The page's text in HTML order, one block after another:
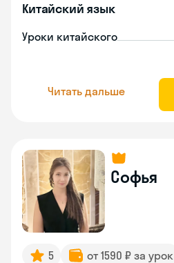
Китайский язык
Уроки китайского
Читать дальше
Софья
5
от 1590 ₽ за урок